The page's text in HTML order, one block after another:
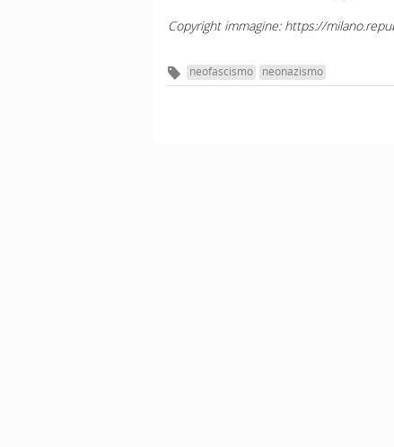
Copyright immagine: https://
neofascismo neonazismo